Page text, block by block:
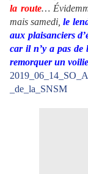
la route…
mais samedi,le
aux plaisanciers
car il n’y a pas de
remorquer un
_de_la_SNSM